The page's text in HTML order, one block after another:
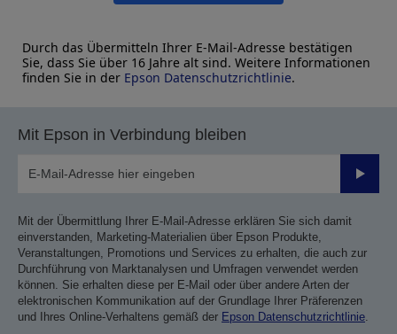
Durch das Übermitteln Ihrer E-Mail-Adresse bestätigen
Sie, dass Sie über 16 Jahre alt sind. Weitere Informationen
finden Sie in der Epson Datenschutzrichtlinie.
Mit Epson in Verbindung bleiben
Mit der Übermittlung Ihrer E-Mail-Adresse erklären Sie sich damit
einverstanden, Marketing-Materialien über Epson Produkte,
Veranstaltungen, Promotions und Services zu erhalten, die auch zur
Durchführung von Marktanalysen und Umfragen verwendet werden
können. Sie erhalten diese per E-Mail oder über andere Arten der
elektronischen Kommunikation auf der Grundlage Ihrer Präferenzen
und Ihres Online-Verhaltens gemäß der Epson Datenschutzrichtlinie.